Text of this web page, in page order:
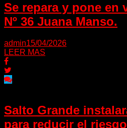
Se repara y pone en
Nº 36 Juana Manso.
admin15/04/2026
LEER MAS
Salto Grande
para reducir el